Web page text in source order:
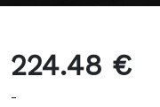
224.48 €
-